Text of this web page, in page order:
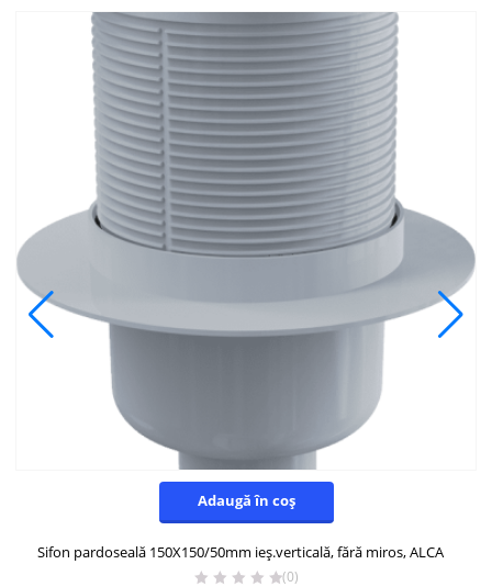
Adaugă în coș
Sifon pardoseală 150X150/50mm ieș.verticală, fără miros, ALCA
(0)